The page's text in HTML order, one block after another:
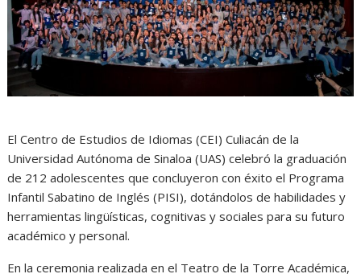
El Centro de Estudios de Idiomas (CEI) Culiacán de la
Universidad Autónoma de Sinaloa (UAS) celebró la graduación
de 212 adolescentes que concluyeron con éxito el Programa
Infantil Sabatino de Inglés (PISI), dotándolos de habilidades y
herramientas lingüísticas, cognitivas y sociales para su futuro
académico y personal.
En la ceremonia realizada en el Teatro de la Torre Académica,